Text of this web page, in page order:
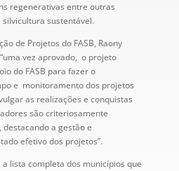
regenerativas entre outras
sustentável.
de Projetos do FASB, Raony
vez aprovado, o projeto
do FASB para fazer o
e monitoramento dos projetos
as realizações e conquistas
são criteriosamente
a gestão e
efetivo dos projetos”.
lista completa dos municípios que